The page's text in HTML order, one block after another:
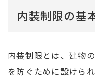
内装制限の基
内装制限とは、建物
を防ぐために設けら